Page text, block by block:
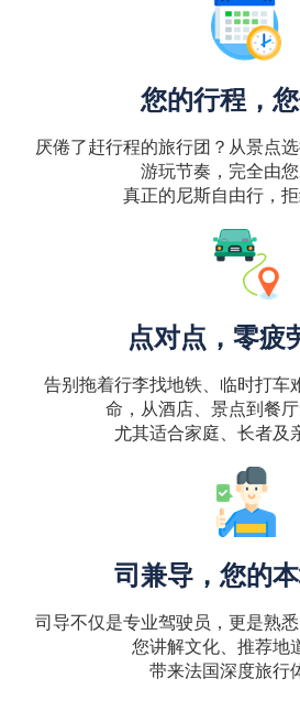
您的行程，
厌倦了赶行程的旅行团？从景点
游玩节奏，完全由您
真正的尼斯自由行，拒
点对点，零疲
告别拖着行李找地铁、临时打车
命，从酒店、景点到餐厅
尤其适合家庭、长者及
司兼导，您的
司导不仅是专业驾驶员，更是熟
您讲解文化、推荐地
带来法国深度旅行